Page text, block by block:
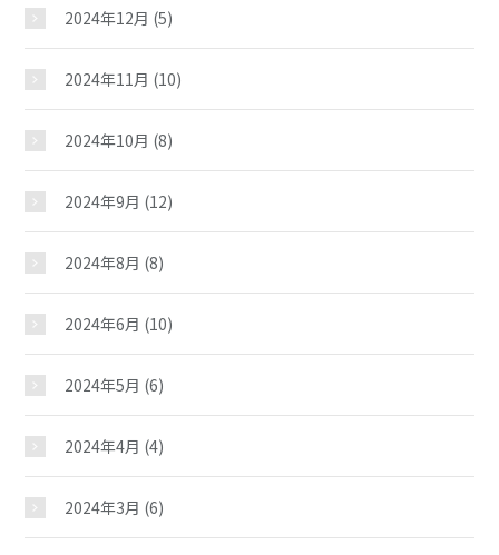
押野児童館
おしらせ
2024年12月 (5)
2024年11月 (10)
2024年10月 (8)
2024年9月 (12)
2024年8月 (8)
2024年6月 (10)
2024年5月 (6)
2024年4月 (4)
2024年3月 (6)